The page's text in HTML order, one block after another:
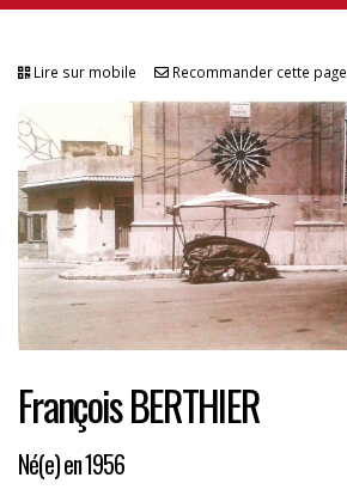
Lire sur mobile Recommander cette page
François BERTHIER
Né(e) en 1956